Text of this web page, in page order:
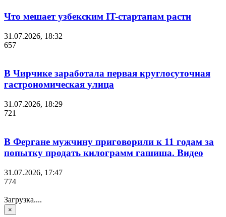
Что мешает узбекским IT-стартапам расти
31.07.2026, 18:32
657
В Чирчике заработала первая круглосуточная
гастрономическая улица
31.07.2026, 18:29
721
В Фергане мужчину приговорили к 11 годам за
попытку продать килограмм гашиша. Видео
31.07.2026, 17:47
774
Загрузка....
×